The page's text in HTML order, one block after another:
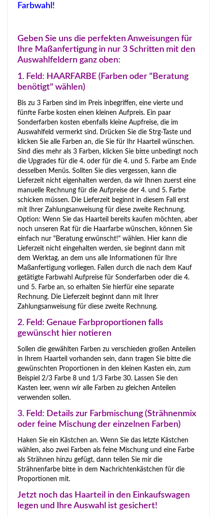
Farbwahl!
Geben Sie uns die perfekten Anweisungen für
Ihre Maßanfertigung in nur 3 Schritten mit den
Auswahlfeldern ganz oben:
1. Feld: HAARFARBE (Farben oder "Beratung
benötigt" wählen)
Bis zu 3 Farben sind im Preis inbegriffen, eine vierte und
fünfte Farbe kosten einen kleinen Aufpreis. Ein paar
Sonderfarben kosten ebenfalls kleine Aupfreise, die im
Auswahlfeld vermerkt sind. Drücken Sie die Strg-Taste und
klicken Sie alle Farben an, die Sie für Ihr Haarteil wünschen.
Sind dies mehr als 3 Farben, klicken Sie bitte unbedingt noch
die Upgrades für die 4. oder für die 4. und 5. Farbe am Ende
desselben Menüs. Sollten Sie dies vergessen, kann die
Lieferzeit nicht eigenhalten werden, da wir Ihnen zuerst eine
manuelle Rechnung für die Aufpreise der 4. und 5. Farbe
schicken müssen. Die Lieferzeit beginnt in diesem Fall erst
mit Ihrer Zahlungsanweisung für diese zweite Rechnung.
Option: Wenn Sie das Haarteil bereits kaufen möchten, aber
noch unseren Rat für die Haarfarbe wünschen, können Sie
einfach nur "Beratung erwünscht!" wählen. Hier kann die
Lieferzeit nicht eingehalten werden, sie beginnt dann mit
dem Werktag, an dem uns alle Informationen für Ihre
Maßanfertigung vorliegen. Fallen durch die nach dem Kauf
getätigte Farbwahl Aufpreise für Sonderfarben oder die 4.
und 5. Farbe an, so erhalten Sie hierfür eine separate
Rechnung. Die Lieferzeit beginnt dann mit Ihrer
Zahlungsanweisung für diese zweite Rechnung.
2. Feld: Genaue Farbproportionen falls
gewünscht hier notieren
Sollen die gewählten Farben zu verschieden großen Anteilen
in Ihrem Haarteil vorhanden sein, dann tragen Sie bitte die
gewünschten Proportionen in den kleinen Kasten ein, zum
Beispiel 2/3 Farbe 8 und 1/3 Farbe 30. Lassen Sie den
Kasten leer, wenn wir alle Farben zu gleichen Anteilen
verwenden sollen.
3. Feld: Details zur Farbmischung (Strähnenmix
oder feine Mischung der einzelnen Farben)
Haken Sie ein Kästchen an. Wenn Sie das letzte Kästchen
wählen, also zwei Farben als feine Mischung und eine Farbe
als Strähnen hinzu gefügt, dann teilen Sie mir die
Strähnenfarbe bitte in dem Nachrichtenkästchen für die
Proportionen mit.
Jetzt noch das Haarteil in den Einkaufswagen
legen und Ihre Auswahl ist gesichert!